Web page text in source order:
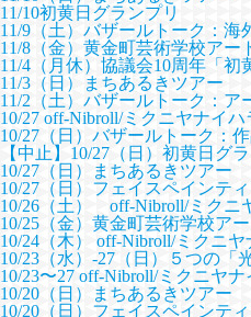
11/10初黄日グランプリ
11/9（土）バザールトーク：海
11/8（金）黄金町芸術学校アー
11/4（月休）協議会10周年「初
11/3（日）まちあるきツアー
11/2（土）バザールトーク：ア
10/27 off-Nibroll/ミクニヤナイ
10/27（日）バザールトーク：
【中止】10/27（日）初黄日グ
10/27（日）まちあるきツアー
10/27（日）フェイスペインテ
10/26（土） off-Nibroll/ミクニ
10/25（金）黄金町芸術学校ア
10/24（木） off-Nibroll/ミクニ
10/23（水）-27（日）５つの「
10/23〜27 off-Nibroll/ミクニヤ
10/20（日）まちあるきツアー
10/20（日）フェイスペインテ